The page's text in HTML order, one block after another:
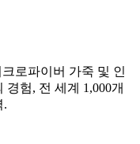
로파이버 가죽 및 인
험, 전 세계 1,000개
.